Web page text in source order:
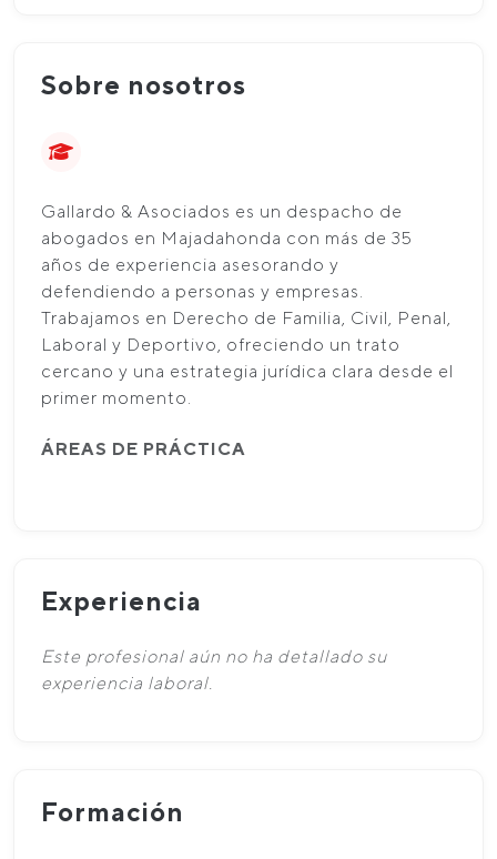
Sobre nosotros
Gallardo & Asociados es un despacho de
abogados en Majadahonda con más de 35
años de experiencia asesorando y
defendiendo a personas y empresas.
Trabajamos en Derecho de Familia, Civil, Penal,
Laboral y Deportivo, ofreciendo un trato
cercano y una estrategia jurídica clara desde el
primer momento.
ÁREAS DE PRÁCTICA
Experiencia
Este profesional aún no ha detallado su
experiencia laboral.
Formación